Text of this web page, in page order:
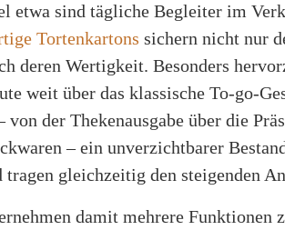
etwa sind tägliche Begleiter im
Tortenkartons sichern nicht nur
deren Wertigkeit. Besonders
weit über das klassische To-go-
von der Thekenausgabe über die
– ein unverzichtbarer
gleichzeitig den steigenden
damit mehrere Funktionen